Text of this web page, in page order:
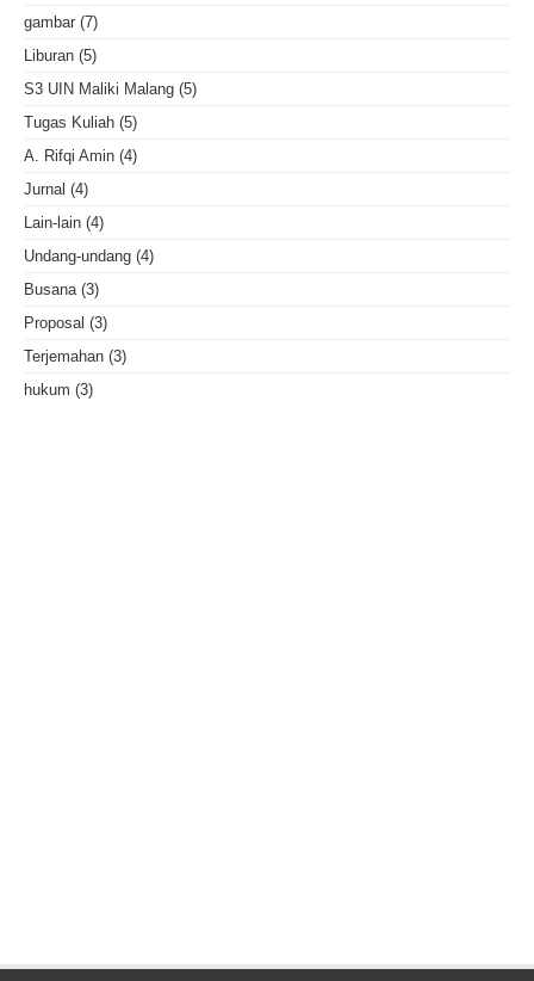
gambar (7)
Liburan (5)
S3 UIN Maliki Malang (5)
Tugas Kuliah (5)
A. Rifqi Amin (4)
Jurnal (4)
Lain-lain (4)
Undang-undang (4)
Busana (3)
Proposal (3)
Terjemahan (3)
hukum (3)